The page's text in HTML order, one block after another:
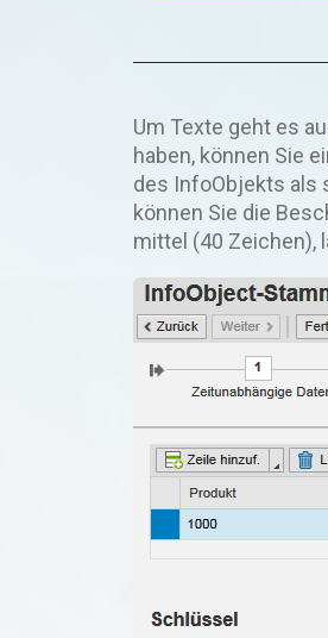
Um Texte geht es
haben, können Sie
des InfoObjekts als
können Sie die
mittel (40 Zeichen),